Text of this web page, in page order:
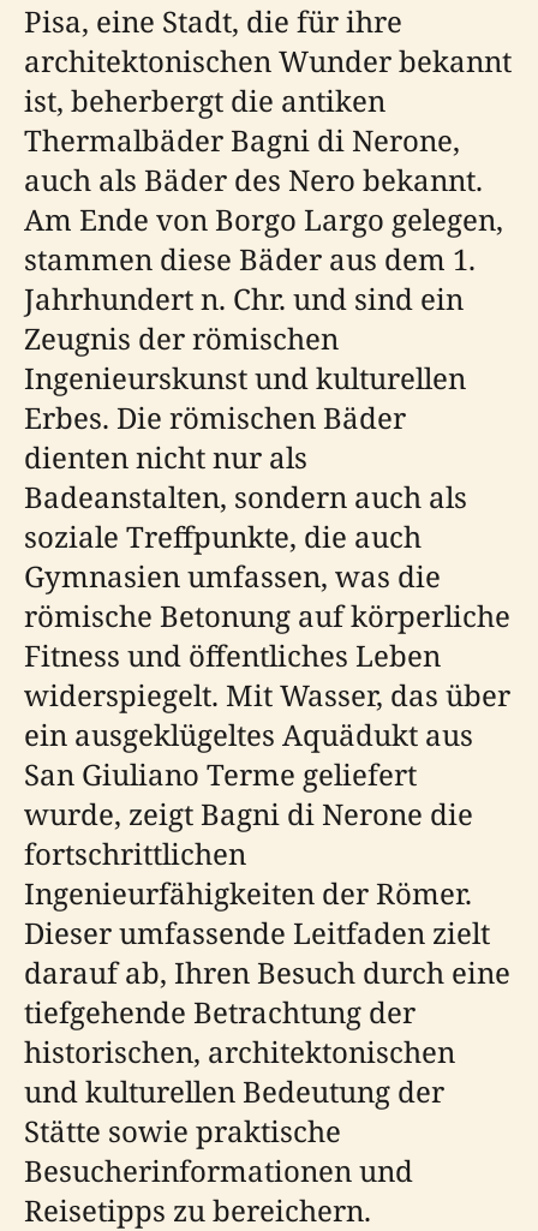
Pisa, eine Stadt, die für ihre
architektonischen Wunder bekannt
ist, beherbergt die antiken
Thermalbäder Bagni di Nerone,
auch als Bäder des Nero bekannt.
Am Ende von Borgo Largo gelegen,
stammen diese Bäder aus dem 1.
Jahrhundert n. Chr. und sind ein
Zeugnis der römischen
Ingenieurskunst und kulturellen
Erbes. Die römischen Bäder
dienten nicht nur als
Badeanstalten, sondern auch als
soziale Treffpunkte, die auch
Gymnasien umfassen, was die
römische Betonung auf körperliche
Fitness und öffentliches Leben
widerspiegelt. Mit Wasser, das über
ein ausgeklügeltes Aquädukt aus
San Giuliano Terme geliefert
wurde, zeigt Bagni di Nerone die
fortschrittlichen
Ingenieurfähigkeiten der Römer.
Dieser umfassende Leitfaden zielt
darauf ab, Ihren Besuch durch eine
tiefgehende Betrachtung der
historischen, architektonischen
und kulturellen Bedeutung der
Stätte sowie praktische
Besucherinformationen und
Reisetipps zu bereichern.